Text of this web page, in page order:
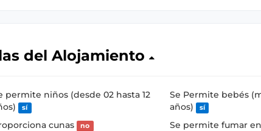
del Alojamiento
permite niños (desde 02 hasta 12
sí
Se Permite bebés
años)
sí
cunas no Se permite fumar